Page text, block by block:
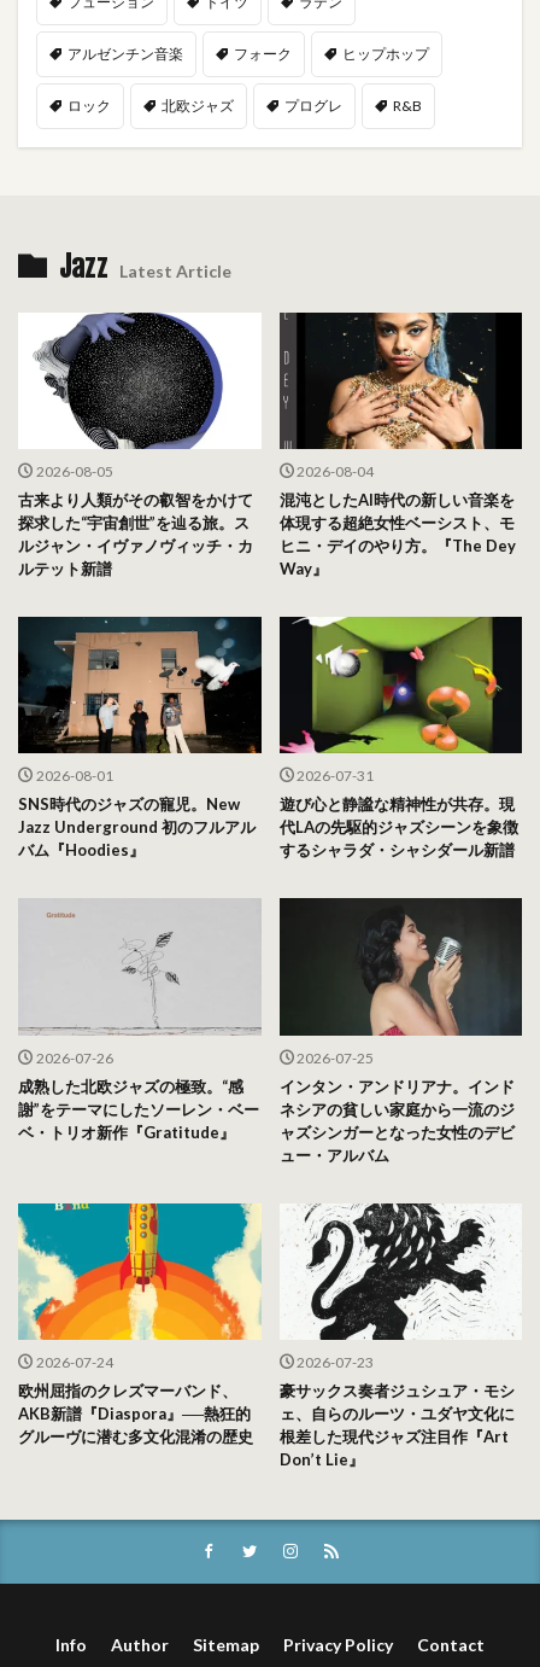
アルゼンチン音楽 フォーク ヒップホップ
ロック 北欧ジャズ プログレ R&B
Jazz Latest Article
2026-08-05
古来より人類がその叡智をかけて
探求した“宇宙創世”を辿る旅。ス
ルジャン・イヴァノヴィッチ・カ
ルテット新譜
2026-08-04
混沌としたAI時代の新しい音楽を
体現する超絶女性ベーシスト、モ
ヒニ・デイのやり方。『The Dey
Way』
2026-08-01
SNS時代のジャズの寵児。New
Jazz Underground 初のフルアル
バム『Hoodies』
2026-07-31
遊び心と静謐な精神性が共存。現
代LAの先駆的ジャズシーンを象徴
するシャラダ・シャシダール新譜
2026-07-26
成熟した北欧ジャズの極致。“感
謝”をテーマにしたソーレン・ベー
ベ・トリオ新作『Gratitude』
2026-07-25
インタン・アンドリアナ。インド
ネシアの貧しい家庭から一流のジ
ャズシンガーとなった女性のデビ
ュー・アルバム
2026-07-24
欧州屈指のクレズマーバンド、
AKB新譜『Diaspora』──熱狂的
グルーヴに潜む多文化混淆の歴史
2026-07-23
豪サックス奏者ジュシュア・モシ
ェ、自らのルーツ・ユダヤ文化に
根差した現代ジャズ注目作『Art
Don’t Lie』
Info Author Sitemap Privacy Policy Contact